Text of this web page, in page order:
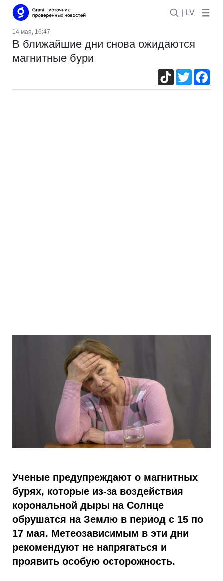
| LV
14 мая, 16:47
В ближайшие дни снова ожидаются
магнитные бури
TikTokTwitter
Ученые предупреждают о магнитных
бурях, которые из-за воздействия
корональной дыры на Солнце
обрушатся на Землю в период с 15 по
17 мая. Метеозависимым в эти дни
рекомендуют не напрягаться и
проявить особую осторожность.